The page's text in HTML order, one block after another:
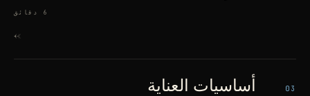
6 دقائق
->
03 أساسيات العناية